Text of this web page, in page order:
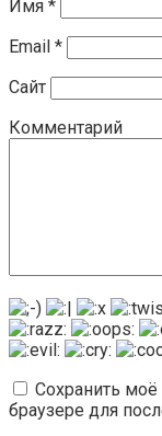
Имя *
Email *
Сайт
Комментарий
Сохранить моё
браузере для